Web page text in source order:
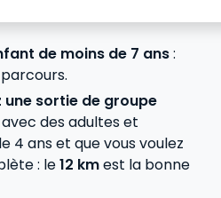
de moins de 7 ans:
une sortie de groupe
des adultes et
4 ans et que vous voulez
: le12 kmest la bonne